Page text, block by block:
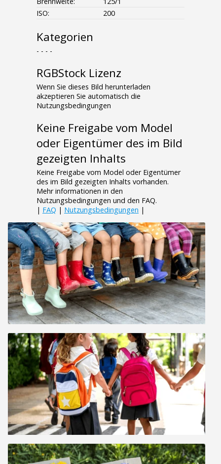
ISO:
200
Kategorien
- - - -
RGBStock Lizenz
Wenn Sie dieses Bild herunterladen
akzeptieren Sie automatisch die
Nutzungsbedingungen
Keine Freigabe vom Model
oder Eigentümer des im Bild
gezeigten Inhalts
Keine Freigabe vom Model oder Eigentümer
des im Bild gezeigten Inhalts vorhanden.
Mehr informationen in den
Nutzungsbedingungen und den FAQ.
| FAQ | Nutzungsbedingungen |